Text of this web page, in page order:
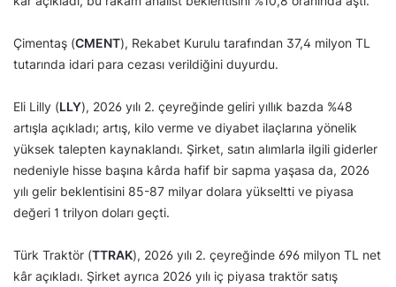
Çimentaş (CMENT), Rekabet Kurulu tarafından 37,4 milyon TL
tutarında idari para cezası verildiğini duyurdu.
Eli Lilly (LLY), 2026 yılı 2. çeyreğinde geliri yıllık bazda %48
artışla açıkladı; artış, kilo verme ve diyabet ilaçlarına yönelik
yüksek talepten kaynaklandı. Şirket, satın alımlarla ilgili giderler
nedeniyle hisse başına kârda hafif bir sapma yaşasa da, 2026
yılı gelir beklentisini 85-87 milyar dolara yükseltti ve piyasa
değeri 1 trilyon doları geçti.
Türk Traktör (TTRAK), 2026 yılı 2. çeyreğinde 696 milyon TL net
kâr açıkladı. Şirket ayrıca 2026 yılı iç piyasa traktör satış